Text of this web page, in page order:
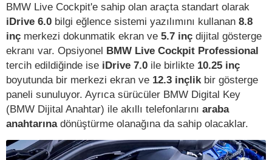
BMW Live Cockpit'e sahip olan araçta standart olarak
iDrive 6.0 bilgi eğlence sistemi yazılımını kullanan 8.8
inç merkezi dokunmatik ekran ve 5.7 inç dijital gösterge
ekranı var. Opsiyonel BMW Live Cockpit Professional
tercih edildiğinde ise iDrive 7.0 ile birlikte 10.25 inç
boyutunda bir merkezi ekran ve 12.3 inçlikbir gösterge
paneli sunuluyor. Ayrıca sürücüler BMW Digital Key
(BMW Dijital Anahtar) ile akıllı telefonlarını araba
anahtarınadönüştürme olanağına da sahip olacaklar.